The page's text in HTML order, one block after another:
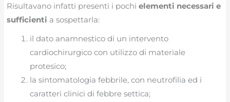
Risultavano infatti presenti i pochielementi necessari e
sufficienti a sospettarla:
il dato anamnestico di un intervento
cardiochirurgico con utilizzo di materiale
protesico;
la sintomatologia febbrile, con neutrofilia ed i
caratteri clinici di febbre settica;